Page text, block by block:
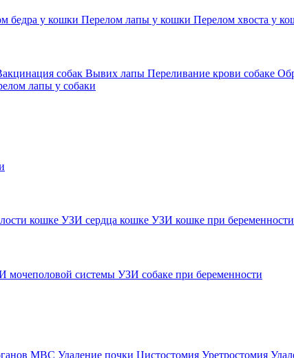
бедра у кошки Перелом лапы у кошки Перелом хвоста у
собак Вывих лапы Переливание крови собаке
лапы у собаки
кошке УЗИ сердца кошке УЗИ кошке при беременности
мочеполовой системы УЗИ собаке при беременности
МВС Удаление почки Цистостомия Уретростомия